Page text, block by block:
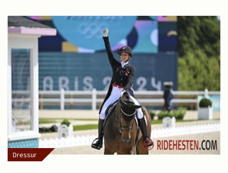
Dressur